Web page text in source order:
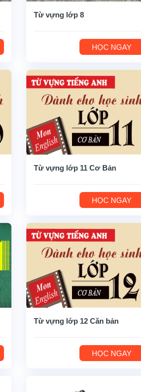
Từ vựng lớp 8
HỌC NGAY
Từ vựng lớp 11 Cơ Bản
HỌC NGAY
Từ vựng lớp 12 Căn bản
HỌC NGAY